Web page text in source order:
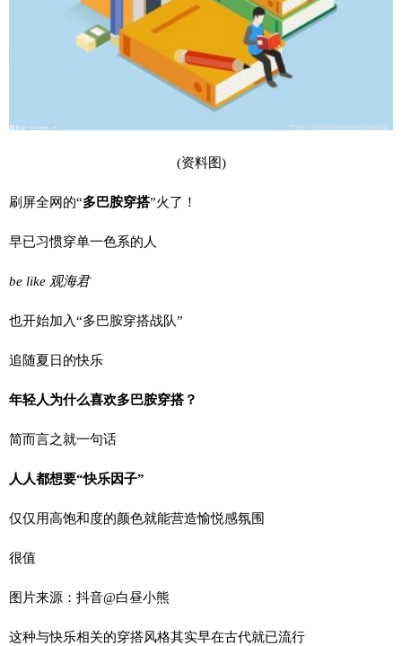
(资料图)
刷屏全网的“多巴胺穿搭”火了！
早已习惯穿单一色系的人
be like 观海君
也开始加入“多巴胺穿搭战队”
追随夏日的快乐
年轻人为什么喜欢多巴胺穿搭？
简而言之就一句话
人人都想要“快乐因子”
仅仅用高饱和度的颜色就能营造愉悦感氛围
很值
图片来源：抖音@白昼小熊
这种与快乐相关的穿搭风格其实早在古代就已流行